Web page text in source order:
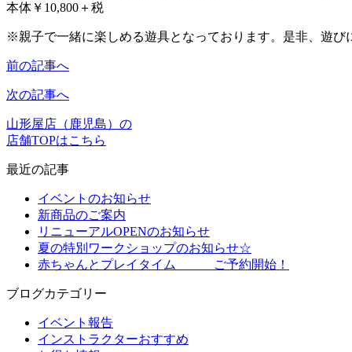
本体￥10,800＋税
※親子で一緒に楽しめる遊具となっております。是非、遊び
前の記事へ
次の記事へ
山形屋店（鹿児島）の
店舗TOPはこちら
最近の記事
イベントのお知らせ
新商品のご案内
リニューアルOPENのお知らせ
夏の特別ワークショップのお知らせ☆
赤ちゃんとプレイタイム ご予約開始！
ブログカテゴリー
イベント報告
インストラクターおすすめ